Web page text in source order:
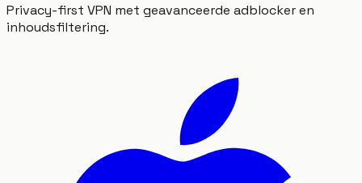
Privacy-first VPN met geavanceerde adblocker en
inhoudsfiltering.